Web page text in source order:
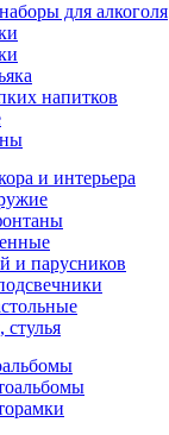
для алкоголя
напитков
и интерьера
и парусников